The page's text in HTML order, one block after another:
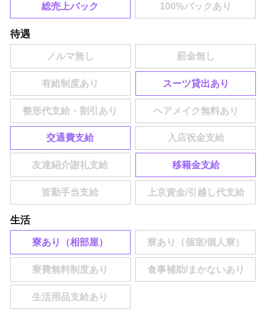
総売上バック
待遇
スーツ貸出あり
交通費支給
移籍金支給
生活
寮あり（相部屋）